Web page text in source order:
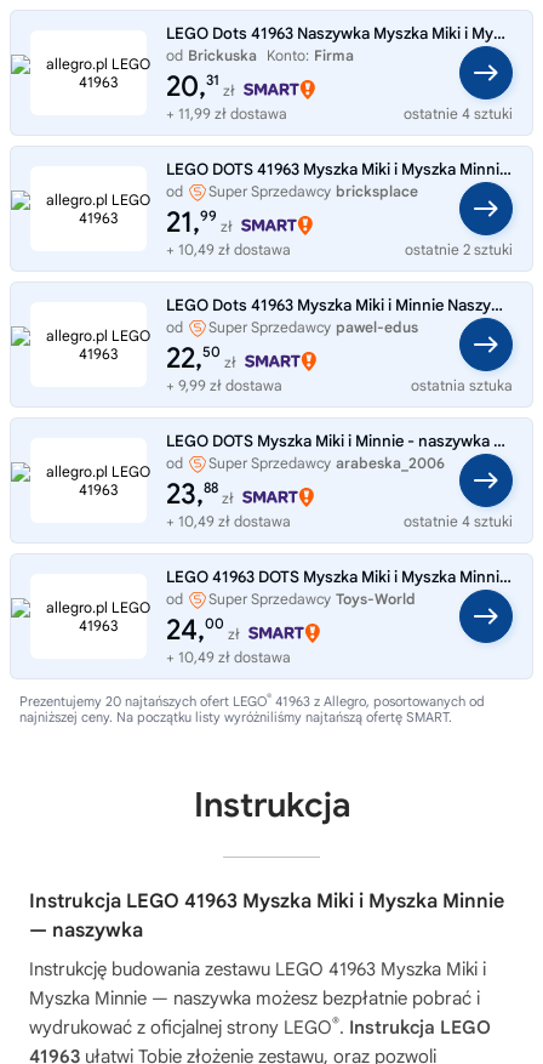
LEGO Dots 41963 Naszywka Myszka Miki i Myszka Minnie
od Brickuska Konto: Firma
20,31
zł
+ 11,99 zł dostawa
ostatnie 4 sztuki
LEGO DOTS 41963 Myszka Miki i Myszka Minnie - naszywka 95 elementów
od Super Sprzedawcy bricksplace
21,99
zł
+ 10,49 zł dostawa
ostatnie 2 sztuki
LEGO Dots 41963 Myszka Miki i Minnie Naszywka
od Super Sprzedawcy pawel-edus
22,50
zł
+ 9,99 zł dostawa
ostatnia sztuka
LEGO DOTS Myszka Miki i Minnie - naszywka 41963
od Super Sprzedawcy arabeska_2006
23,88
zł
+ 10,49 zł dostawa
ostatnie 4 sztuki
LEGO 41963 DOTS Myszka Miki i Myszka Minnie - nasz
od Super Sprzedawcy Toys-World
24,00
zł
+ 10,49 zł dostawa
Prezentujemy 20 najtańszych ofert LEGO® 41963 z Allegro, posortowanych od
najniższej ceny. Na początku listy wyróżniliśmy najtańszą ofertę SMART.
Instrukcja
Instrukcja LEGO 41963 Myszka Miki i Myszka Minnie
— naszywka
Instrukcję budowania zestawu LEGO 41963 Myszka Miki i
Myszka Minnie — naszywka możesz bezpłatnie pobrać i
wydrukować z oficjalnej strony LEGO®. Instrukcja LEGO
41963 ułatwi Tobie złożenie zestawu, oraz pozwoli